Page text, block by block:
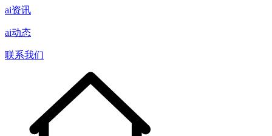
ai资讯
ai动态
联系我们